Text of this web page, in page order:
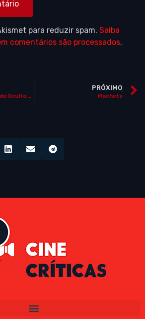
para reduzir spam. Saiba
comentários são processados.
Transformers: O Lado Oculto da Lua (“Transformers: Dark of the Moon”)
PRÓXIMO
Machete